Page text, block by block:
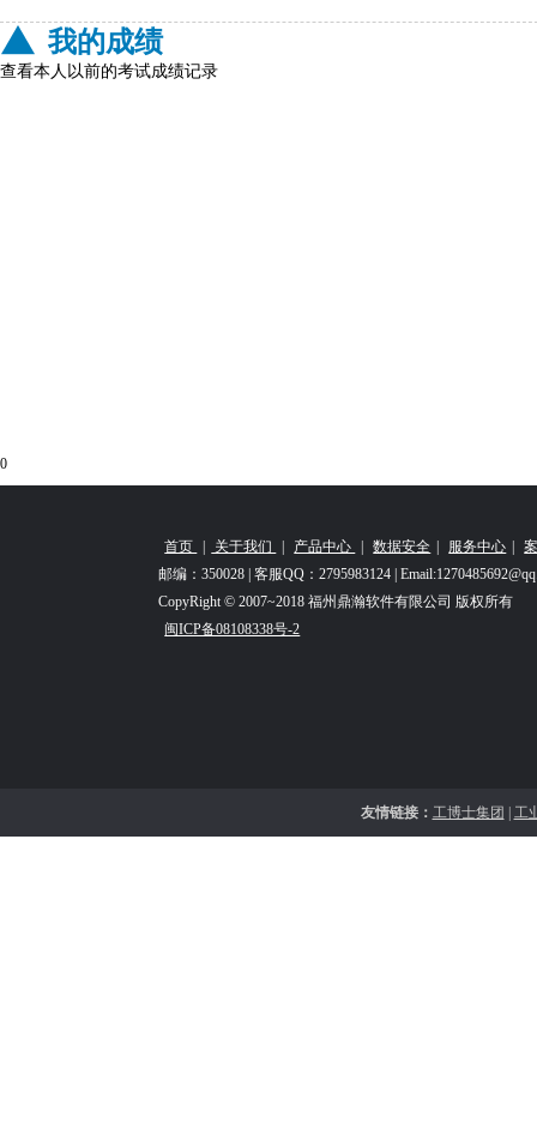
我的成绩
查看本人以前的考试成绩记录
0
首页 关于我们 产品中心 数据安全 服务中心
邮编：350028 | 客服QQ：2795983124 |
CopyRight © 2007~2018 福州鼎瀚软件有限公司 版权所有
闽ICP备08108338号-2
友情链接： 工博士集团 工